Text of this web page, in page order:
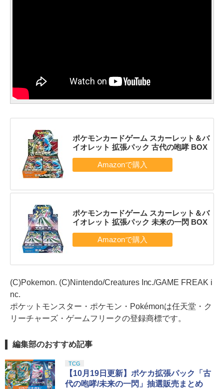
ポケモンカードゲーム スカーレット＆バ
イオレット 拡張パック 古代の咆哮 BOX
ポケモンカードゲーム スカーレット＆バ
イオレット 拡張パック 未来の一閃 BOX
(C)Pokemon. (C)Nintendo/Creatures Inc./GAME FREAK i
nc.
ポケットモンスター・ポケモン・Pokémonは任天堂・ク
リーチャーズ・ゲームフリークの登録商標です。
編集部のおすすめ記事
TCG
【10月19日更新】ポケカ拡張パック「古
代の咆哮/未来の一閃」抽選販売まとめ